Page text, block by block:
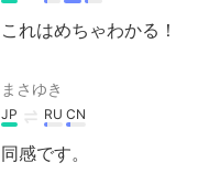
これはめちゃわかる！
まさゆき
JP RU CN
同感です。